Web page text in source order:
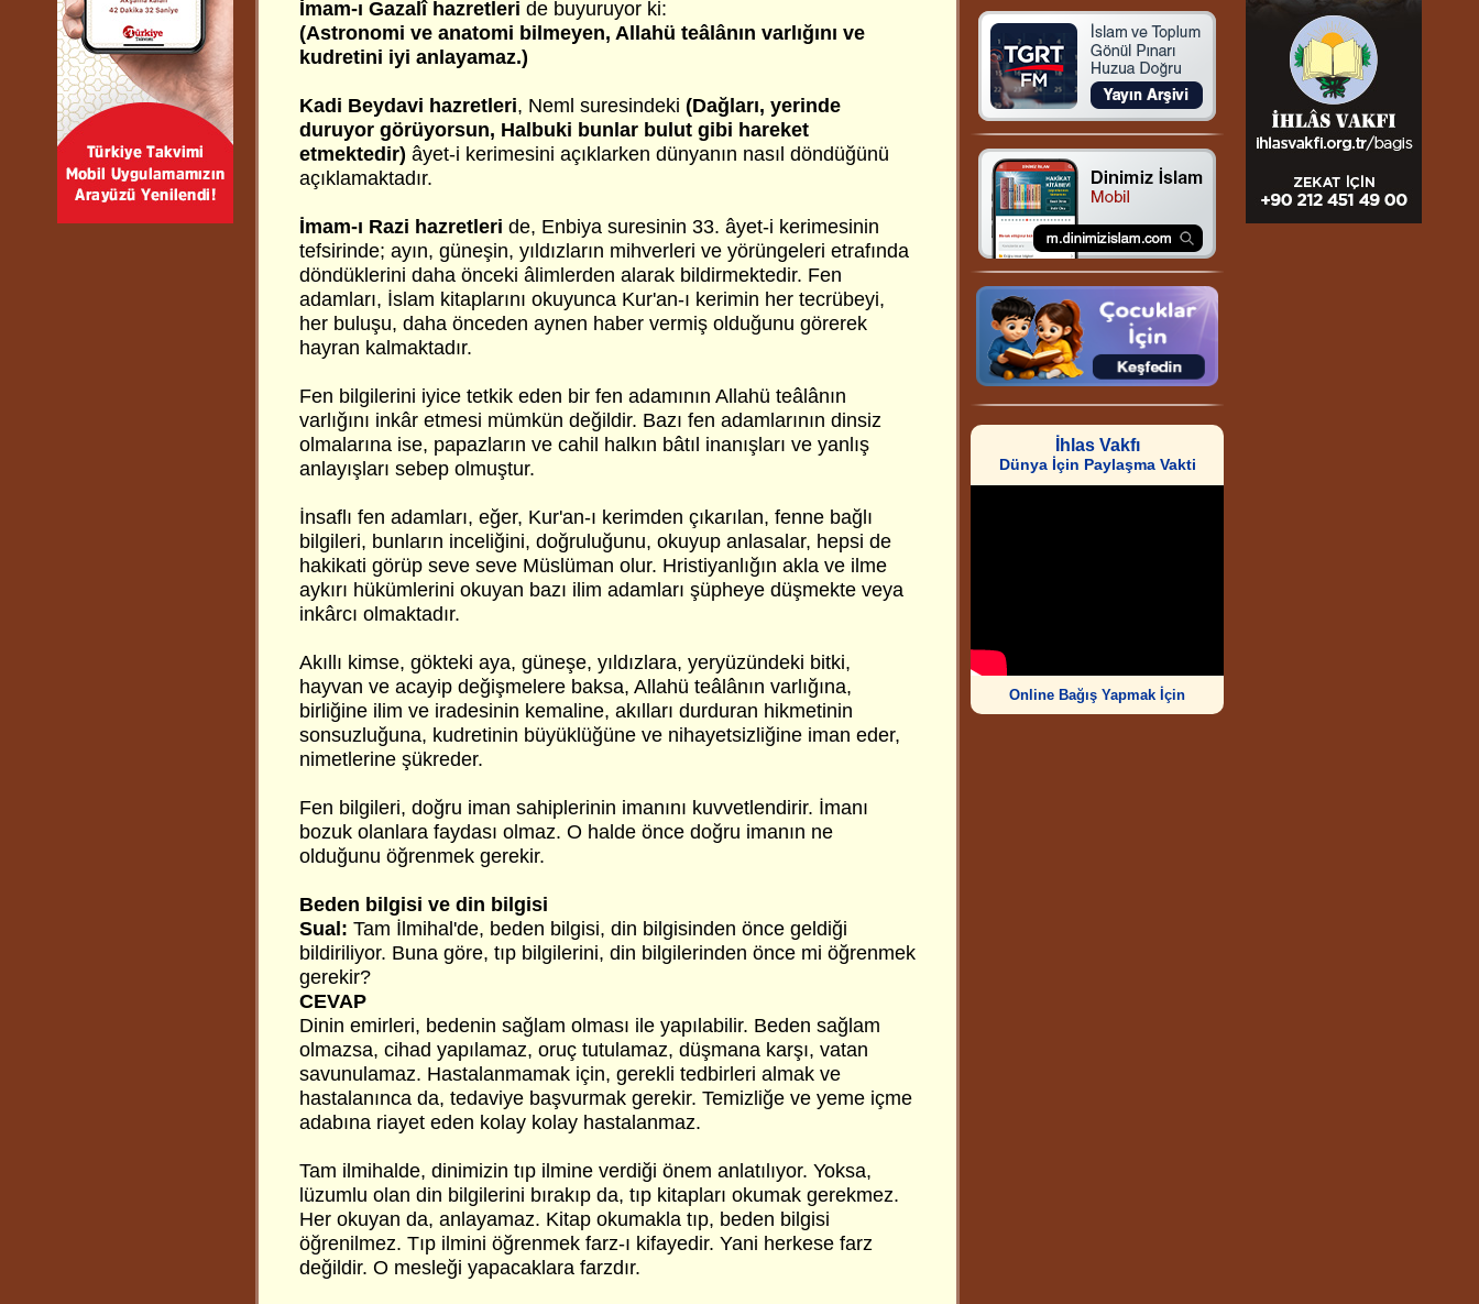
İmam-ı Gazalî hazretleri de buyuruyor ki:
(Astronomi ve anatomi bilmeyen, Allahü teâlânın varlığını ve
kudretini iyi anlayamaz.)
Kadi Beydavi hazretleri, Neml suresindeki (Dağları, yerinde
duruyor görüyorsun, Halbuki bunlar bulut gibi hareket
etmektedir) âyet-i kerimesini açıklarken dünyanın nasıl döndüğünü
açıklamaktadır.
İmam-ı Razi hazretleri de, Enbiya suresinin 33. âyet-i kerimesinin
tefsirinde; ayın, güneşin, yıldızların mihverleri ve yörüngeleri etrafında
döndüklerini daha önceki âlimlerden alarak bildirmektedir. Fen
adamları, İslam kitaplarını okuyunca Kur'an-ı kerimin her tecrübeyi,
her buluşu, daha önceden aynen haber vermiş olduğunu görerek
hayran kalmaktadır.
Fen bilgilerini iyice tetkik eden bir fen adamının Allahü teâlânın
varlığını inkâr etmesi mümkün değildir. Bazı fen adamlarının dinsiz
olmalarına ise, papazların ve cahil halkın bâtıl inanışları ve yanlış
anlayışları sebep olmuştur.
İnsaflı fen adamları, eğer, Kur'an-ı kerimden çıkarılan, fenne bağlı
bilgileri, bunların inceliğini, doğruluğunu, okuyup anlasalar, hepsi de
hakikati görüp seve seve Müslüman olur. Hristiyanlığın akla ve ilme
aykırı hükümlerini okuyan bazı ilim adamları şüpheye düşmekte veya
inkârcı olmaktadır.
Akıllı kimse, gökteki aya, güneşe, yıldızlara, yeryüzündeki bitki,
hayvan ve acayip değişmelere baksa, Allahü teâlânın varlığına,
birliğine ilim ve iradesinin kemaline, akılları durduran hikmetinin
sonsuzluğuna, kudretinin büyüklüğüne ve nihayetsizliğine iman eder,
nimetlerine şükreder.
Fen bilgileri, doğru iman sahiplerinin imanını kuvvetlendirir. İmanı
bozuk olanlara faydası olmaz. O halde önce doğru imanın ne
olduğunu öğrenmek gerekir.
Beden bilgisi ve din bilgisi
Sual: Tam İlmihal'de, beden bilgisi, din bilgisinden önce geldiği
bildiriliyor. Buna göre, tıp bilgilerini, din bilgilerinden önce mi öğrenmek
gerekir?
CEVAP
Dinin emirleri, bedenin sağlam olması ile yapılabilir. Beden sağlam
olmazsa, cihad yapılamaz, oruç tutulamaz, düşmana karşı, vatan
savunulamaz. Hastalanmamak için, gerekli tedbirleri almak ve
hastalanınca da, tedaviye başvurmak gerekir. Temizliğe ve yeme içme
adabına riayet eden kolay kolay hastalanmaz.
Tam ilmihalde, dinimizin tıp ilmine verdiği önem anlatılıyor. Yoksa,
lüzumlu olan din bilgilerini bırakıp da, tıp kitapları okumak gerekmez.
Her okuyan da, anlayamaz. Kitap okumakla tıp, beden bilgisi
öğrenilmez. Tıp ilmini öğrenmek farz-ı kifayedir. Yani herkese farz
değildir. O mesleği yapacaklara farzdır.
İhlas Vakfı
Dünya İçin Paylaşma Vakti
Online Bağış Yapmak İçin